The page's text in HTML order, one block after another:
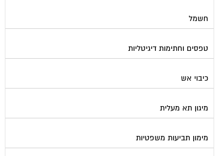
חשמל
טפסים וחתימות דיגיטליות
כיבוי אש
מיגון תא מעלית
מימון תביעות משפטיות